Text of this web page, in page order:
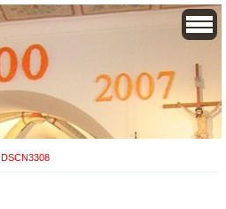
DSCN3308